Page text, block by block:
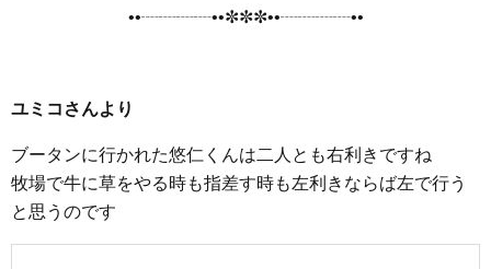
••┈┈┈┈••✼✼✼••┈┈┈┈••
ユミコさんより
ブータンに行かれた悠仁くんは二人とも右利きですね
牧場で牛に草をやる時も指差す時も左利きならば左で行う
と思うのです